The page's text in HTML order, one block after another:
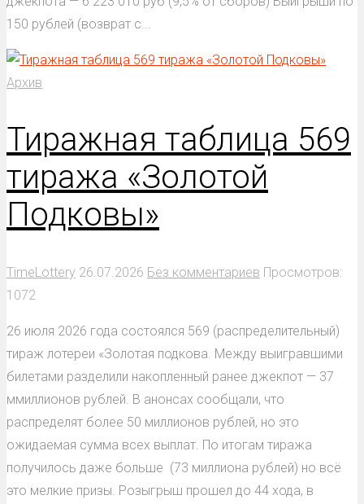
150 рублей (возврат с...
Архив
Тиражная таблица 569
тиража «Золотой
Подковы»
TimeLottery 26.07.2026 Без комментариев Просмотров:
1072
26 июля 2026 года состоялся 569 (распределительный)
тираж лотереи «Золотая подкова. Между выигравшими
билетами разделили накопленный ранее джекпот — 37
ммиллионов рублей. В анонсах сообщали, что
распределят более 50 миллионов рублей, но это
ожидаемая сумма всех выплат. По итогам тиража
получилось даже больше (73 миллиона рублей) но всё
это мелкие призы. Розыгрыш прошел до 44 хода, в